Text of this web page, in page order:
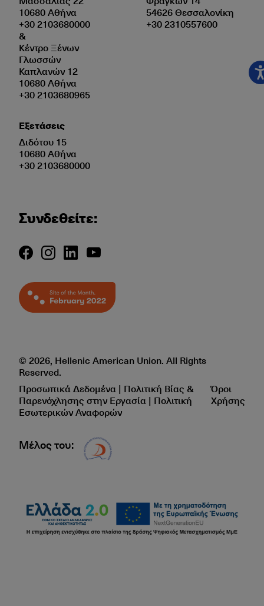
10680 Αθήνα
+30 2103680000
&
Κέντρο Ξένων
Γλωσσών
Καπλανών 12
10680 Αθήνα
+30 2103680965
Εξετάσεις
Διδότου 15
10680 Αθήνα
+30 2103680000
54626 Θεσσαλονίκη
+30 2310557600
Συνδεθείτε:
© 2026, Hellenic American Union. All Rights
Reserved.
Προσωπικά Δεδομένα | Πολιτική Βίας &
Παρενόχλησης στην Εργασία | Πολιτική
Εσωτερικών Αναφορών
Όροι
Χρήσης
Μέλος του: